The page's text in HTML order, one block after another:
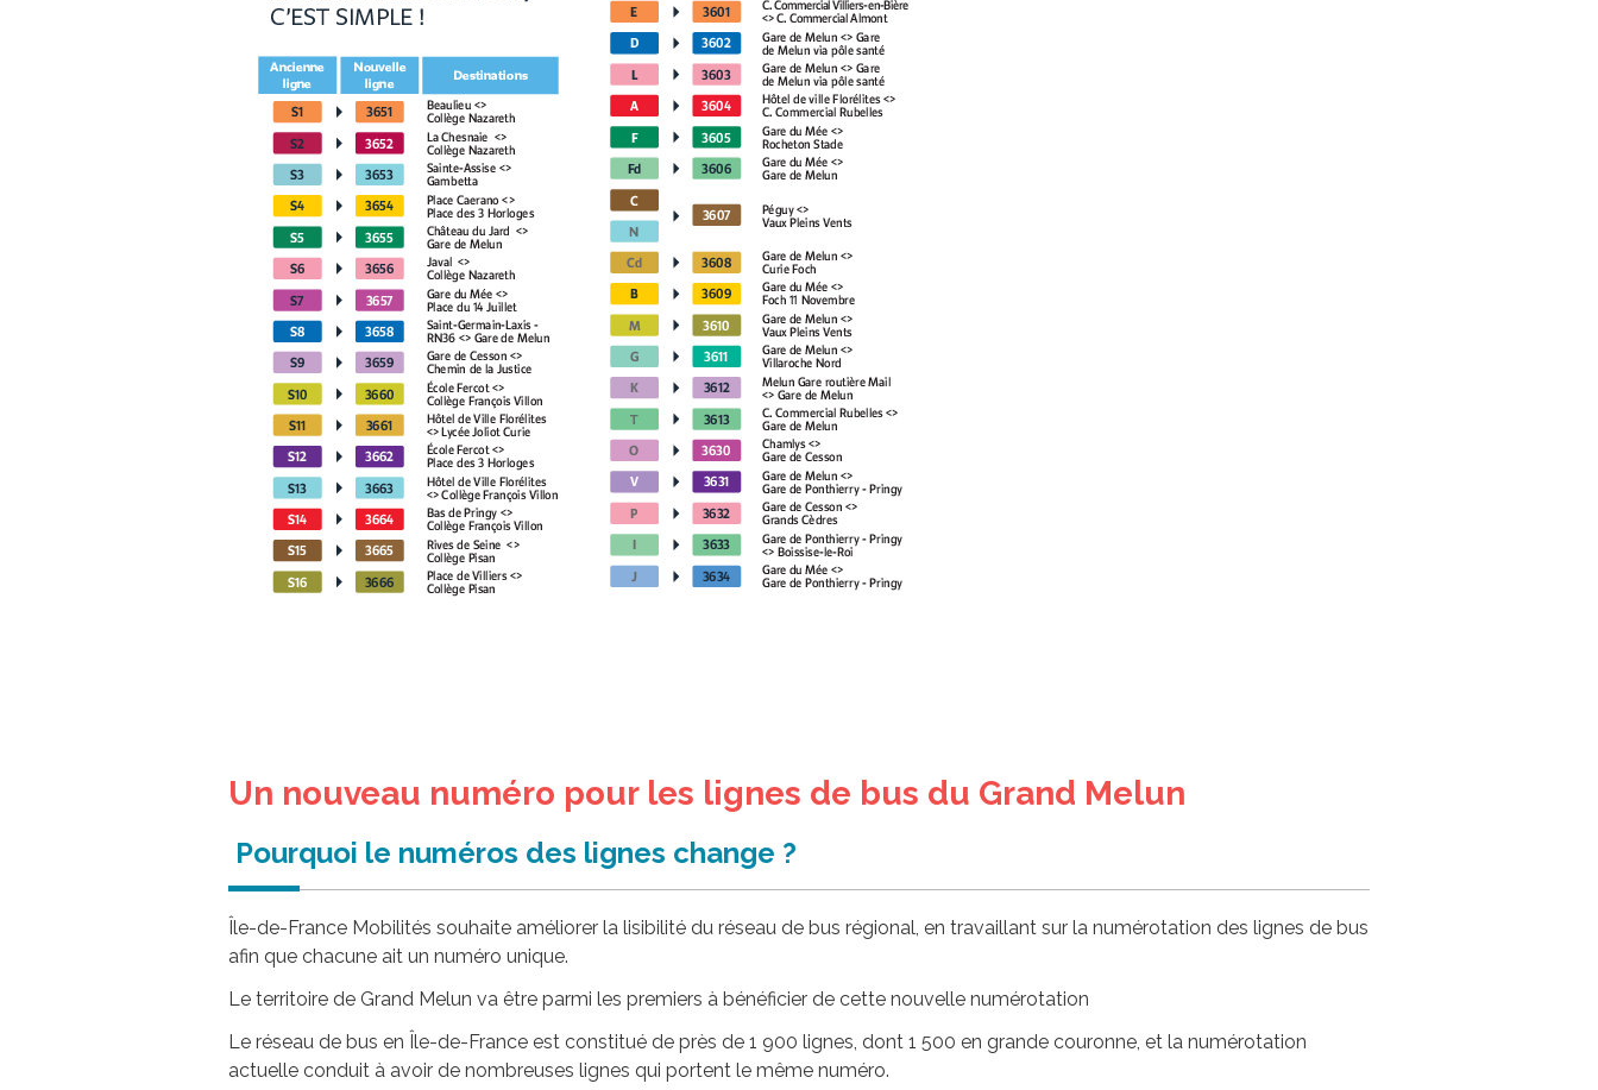
Un nouveau numéro pour les lignes de bus du Grand Melun
Pourquoi le numéros des lignes change ?
Île-de-France Mobilités souhaite améliorer la lisibilité du réseau de bus régional, en travaillant sur la numérotation des lignes de bus
afin que chacune ait un numéro unique.
Le territoire de Grand Melun va être parmi les premiers à bénéficier de cette nouvelle numérotation
Le réseau de bus en Île-de-France est constitué de près de 1 900 lignes, dont 1 500 en grande couronne, et la numérotation
actuelle conduit à avoir de nombreuses lignes qui portent le même numéro.